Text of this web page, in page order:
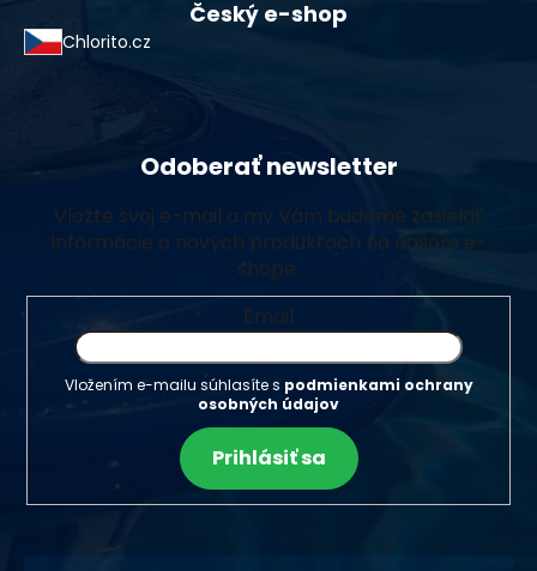
Český e-shop
Chlorito.cz
Odoberať newsletter
Vložte svoj e-mail a my Vám budeme zasielať
informácie o nových produktoch na našom e-
shope.
Email
Vložením e-mailu súhlasíte s podmienkami ochrany
osobných údajov
Prihlásiť sa